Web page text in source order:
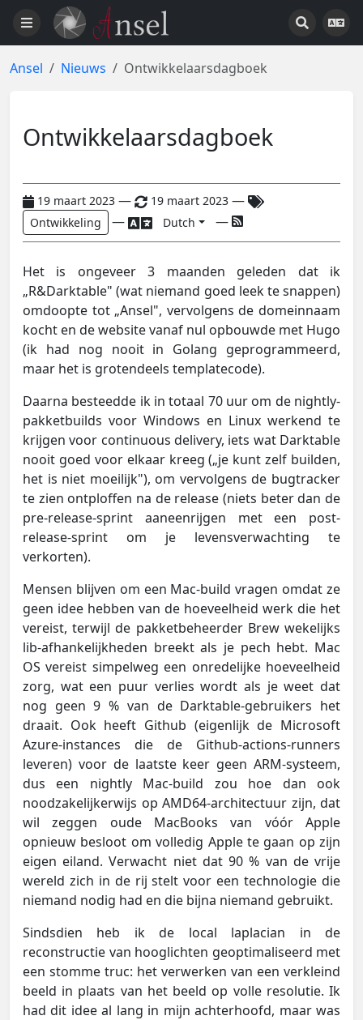
Ansel Nieuws Ontwikkelaarsdagboek
Ontwikkelaarsdagboek
19 maart 2023 — 19 maart 2023 —
Ontwikkeling — Dutch —
Het is ongeveer 3 maanden geleden dat ik
„R&Darktable" (wat niemand goed leek te snappen)
omdoopte tot „Ansel", vervolgens de domeinnaam
kocht en de website vanaf nul opbouwde met Hugo
(ik had nog nooit in Golang geprogrammeerd,
maar het is grotendeels templatecode).
Daarna besteedde ik in totaal 70 uur om de nightly-
pakketbuilds voor Windows en Linux werkend te
krijgen voor continuous delivery, iets wat Darktable
nooit goed voor elkaar kreeg („je kunt zelf builden,
het is niet moeilijk"), om vervolgens de bugtracker
te zien ontploffen na de release (niets beter dan de
pre-release-sprint aaneenrijgen met een post-
release-sprint om je levensverwachting te
verkorten).
Mensen blijven om een Mac-build vragen omdat ze
geen idee hebben van de hoeveelheid werk die het
vereist, terwijl de pakketbeheerder Brew wekelijks
lib-afhankelijkheden breekt als je pech hebt. Mac
OS vereist simpelweg een onredelijke hoeveelheid
zorg, wat een puur verlies wordt als je weet dat
nog geen 9 % van de Darktable-gebruikers het
draait. Ook heeft Github (eigenlijk de Microsoft
Azure-instances die de Github-actions-runners
leveren) voor de laatste keer geen ARM-systeem,
dus een nightly Mac-build zou hoe dan ook
noodzakelijkerwijs op AMD64-architectuur zijn, dat
wil zeggen oude MacBooks van vóór Apple
opnieuw besloot om volledig Apple te gaan op zijn
eigen eiland. Verwacht niet dat 90 % van de vrije
wereld zich in de rij stelt voor een technologie die
niemand nodig had en die bijna niemand gebruikt.
Sindsdien heb ik de local laplacian in de
reconstructie van hooglichten geoptimaliseerd met
een stomme truc: het verwerken van een verkleind
beeld in plaats van het beeld op volle resolutie. Ik
had dit idee al lang in mijn achterhoofd, maar was